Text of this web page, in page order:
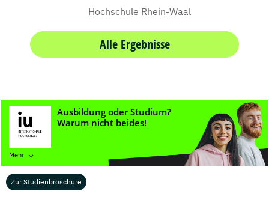
Zur Studienbroschüre
Mehr
Hochschule Rhein-Waal
Alle Ergebnisse
Master im Abendstudium (Auszug)